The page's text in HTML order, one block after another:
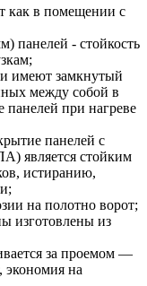
как в помещении с
панелей - стойкость
имеют замкнутый
между собой в
панелей при нагреве
панелей с
является стойким
истиранию,
на полотно ворот;
изготовлены из
за проемом —
экономия на